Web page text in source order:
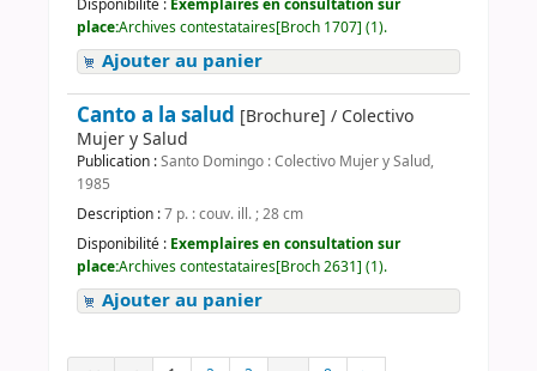
Disponibilité : Exemplaires en consultation sur
place:Archives contestataires[Broch 1707] (1).
Ajouter au panier
Canto a la salud [Brochure] / Colectivo
Mujer y Salud
Publication :Santo Domingo : Colectivo Mujer y Salud,
1985
Description :7 p. : couv. ill. ; 28 cm
Disponibilité : Exemplaires en consultation sur
place:Archives contestataires[Broch 2631] (1).
Ajouter au panier